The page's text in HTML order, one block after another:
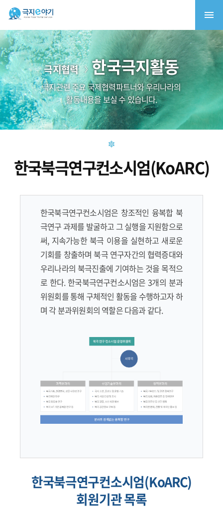
극지협력 한국극지활동
극지관련 주요 국제협력파트너와 우리나라의
활동내용을 보실 수 있습니다.
한국북극연구컨소시엄(KoARC)
한국북극연구컨소시엄은 창조적인 융복합 북
극연구 과제를 발굴하고 그 실행을 지원함으로
써, 지속가능한 북극 이용을 실현하고 새로운
기회를 창출하며 북극 연구자간의 협력증대와
우리나라의 북극진출에 기여하는 것을 목적으
로 한다. 한국북극연구컨소시엄은 3개의 분과
위원회를 통해 구체적인 활동을 수행하고자 하
며 각 분과위원회의 역할은 다음과 같다.
한국북극연구컨소시엄(KoARC)
회원기관 목록